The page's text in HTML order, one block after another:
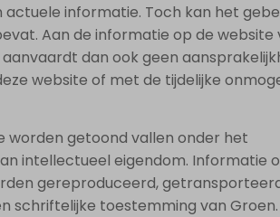
informatie. Toch kan het
Aan de informatie op de website
dan ook geen
website of met de tijdelijke
worden getoond vallen onder het
intellectueel eigendom. Informatie
gereproduceerd,
schriftelijke toestemming van Groen.